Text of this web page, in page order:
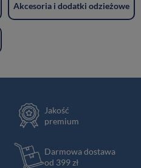
Akcesoria i dodatki odzieżowe
Jakość
premium
Darmowa dostawa
od 399 zł